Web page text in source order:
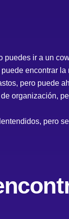
ir a un
encontrar la
pero puede
organización,
pero